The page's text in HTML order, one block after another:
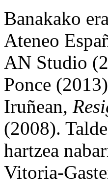
Banakako
Ateneo
AN Studio
Ponce
Iruñean,
(2008).
hartzea
Vitoria-